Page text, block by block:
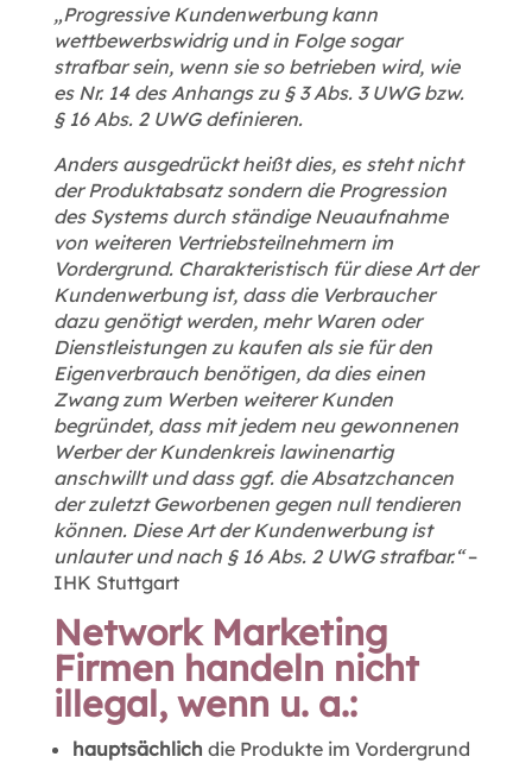
„Progressive Kundenwerbung kann
wettbewerbswidrig und in Folge sogar
strafbar sein, wenn sie so betrieben wird, wie
es Nr. 14 des Anhangs zu § 3 Abs. 3 UWG bzw.
§ 16 Abs. 2 UWG definieren.
Anders ausgedrückt heißt dies, es steht nicht
der Produktabsatz sondern die Progression
des Systems durch ständige Neuaufnahme
von weiteren Vertriebsteilnehmern im
Vordergrund. Charakteristisch für diese Art der
Kundenwerbung ist, dass die Verbraucher
dazu genötigt werden, mehr Waren oder
Dienstleistungen zu kaufen als sie für den
Eigenverbrauch benötigen, da dies einen
Zwang zum Werben weiterer Kunden
begründet, dass mit jedem neu gewonnenen
Werber der Kundenkreis lawinenartig
anschwillt und dass ggf. die Absatzchancen
der zuletzt Geworbenen gegen null tendieren
können. Diese Art der Kundenwerbung ist
unlauter und nach § 16 Abs. 2 UWG strafbar.“–
IHK Stuttgart
Network Marketing
Firmen handeln nicht
illegal, wenn u. a.:
hauptsächlich die Produkte im Vordergrund